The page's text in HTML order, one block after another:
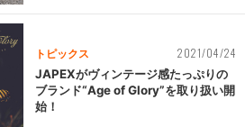
トピックス 2021/04/24
JAPEXがヴィンテージ感たっぷりの
ブランド“Age of Glory”を取り扱い開
始！